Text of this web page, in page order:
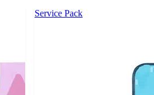
Service Pack